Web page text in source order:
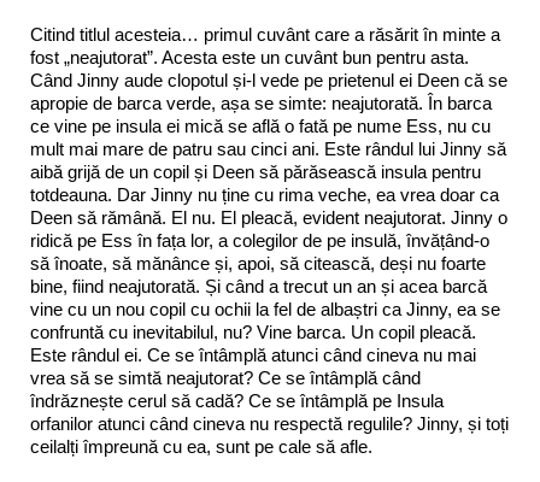
Citind titlul acesteia… primul cuvânt care a răsărit în minte a
fost „neajutorat”. Acesta este un cuvânt bun pentru asta.
Când Jinny aude clopotul și-l vede pe prietenul ei Deen că se
apropie de barca verde, așa se simte: neajutorată. În barca
ce vine pe insula ei mică se află o fată pe nume Ess, nu cu
mult mai mare de patru sau cinci ani. Este rândul lui Jinny să
aibă grijă de un copil și Deen să părăsească insula pentru
totdeauna. Dar Jinny nu ține cu rima veche, ea vrea doar ca
Deen să rămână. El nu. El pleacă, evident neajutorat. Jinny o
ridică pe Ess în fața lor, a colegilor de pe insulă, învățând-o
să înoate, să mănânce și, apoi, să citească, deși nu foarte
bine, fiind neajutorată. Și când a trecut un an și acea barcă
vine cu un nou copil cu ochii la fel de albaștri ca Jinny, ea se
confruntă cu inevitabilul, nu? Vine barca. Un copil pleacă.
Este rândul ei. Ce se întâmplă atunci când cineva nu mai
vrea să se simtă neajutorat? Ce se întâmplă când
îndrăznește cerul să cadă? Ce se întâmplă pe Insula
orfanilor atunci când cineva nu respectă regulile? Jinny, și toți
ceilalți împreună cu ea, sunt pe cale să afle.